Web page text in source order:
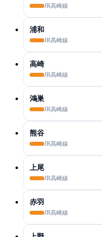
JR高崎線
浦和
JR高崎線
高崎
JR高崎線
鴻巣
JR高崎線
熊谷
JR高崎線
上尾
JR高崎線
赤羽
JR高崎線